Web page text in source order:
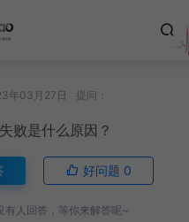
年03月27日 提问：
败是什么原因？
好问题 0
有人回答，等你来解答呢~